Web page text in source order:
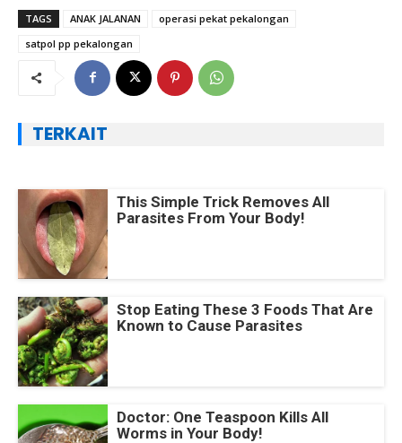
TAGS ANAK JALANAN
operasi pekat pekalongan
satpol pp pekalongan
TERKAIT
This Simple Trick Removes All
Parasites From Your Body!
Stop Eating These 3 Foods That Are
Known to Cause Parasites
Doctor: One Teaspoon Kills All
Worms in Your Body!